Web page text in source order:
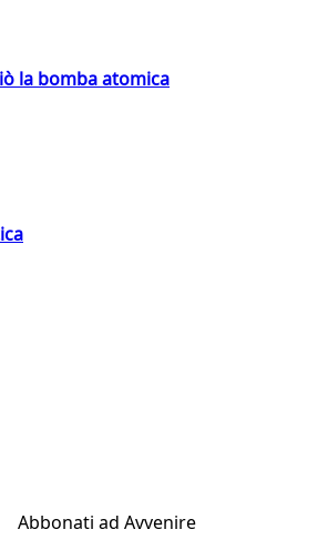
la bomba atomica
Abbonati ad Avvenire